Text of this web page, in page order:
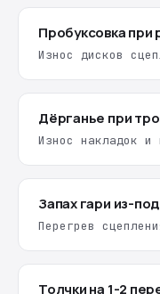
Пробуксовка при
Износ дисков
Дёрганье при
Износ накладок и
Запах гари из-
Перегрев
Толчки на 1-2